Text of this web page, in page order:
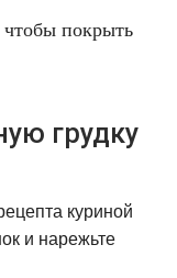
покрыть
грудку
куриной
и нарежьте